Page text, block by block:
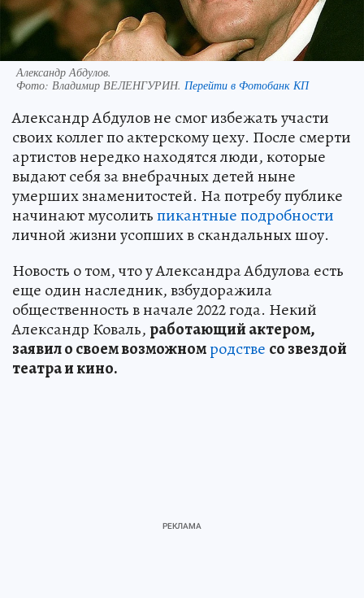
Александр Абдулов.
Фото: Владимир ВЕЛЕНГУРИН. Перейти в Фотобанк КП
Александр Абдулов не смог избежать участи
своих коллег по актерскому цеху. После смерти
артистов нередко находятся люди, которые
выдают себя за внебрачных детей ныне
умерших знаменитостей. На потребу публике
начинают мусолитьпикантные подробности
личной жизни усопших в скандальных шоу.
Новость о том, что у Александра Абдулова есть
еще один наследник, взбудоражила
общественность в начале 2022 года. Некий
Александр Коваль,работающий актером,
заявил о своем возможномродстве со звездой
театра и кино.